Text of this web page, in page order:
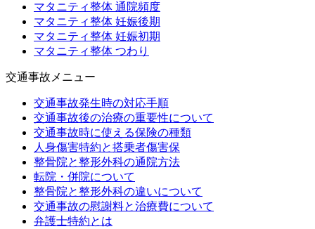
マタニティ整体 通院頻度
マタニティ整体 妊娠後期
マタニティ整体 妊娠初期
マタニティ整体 つわり
交通事故メニュー
交通事故発生時の対応手順
交通事故後の治療の重要性について
交通事故時に使える保険の種類
人身傷害特約と搭乗者傷害保
整骨院と整形外科の通院方法
転院・併院について
整骨院と整形外科の違いについて
交通事故の慰謝料と治療費について
弁護士特約とは